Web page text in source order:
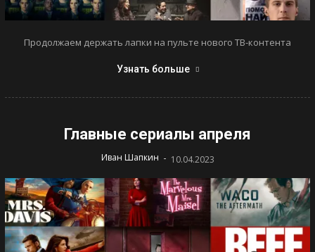
Продолжаем держать лапки на пульте нового ТВ-контента
Узнать больше
Главные сериалы апреля
Иван Шапкин - 10.04.2023